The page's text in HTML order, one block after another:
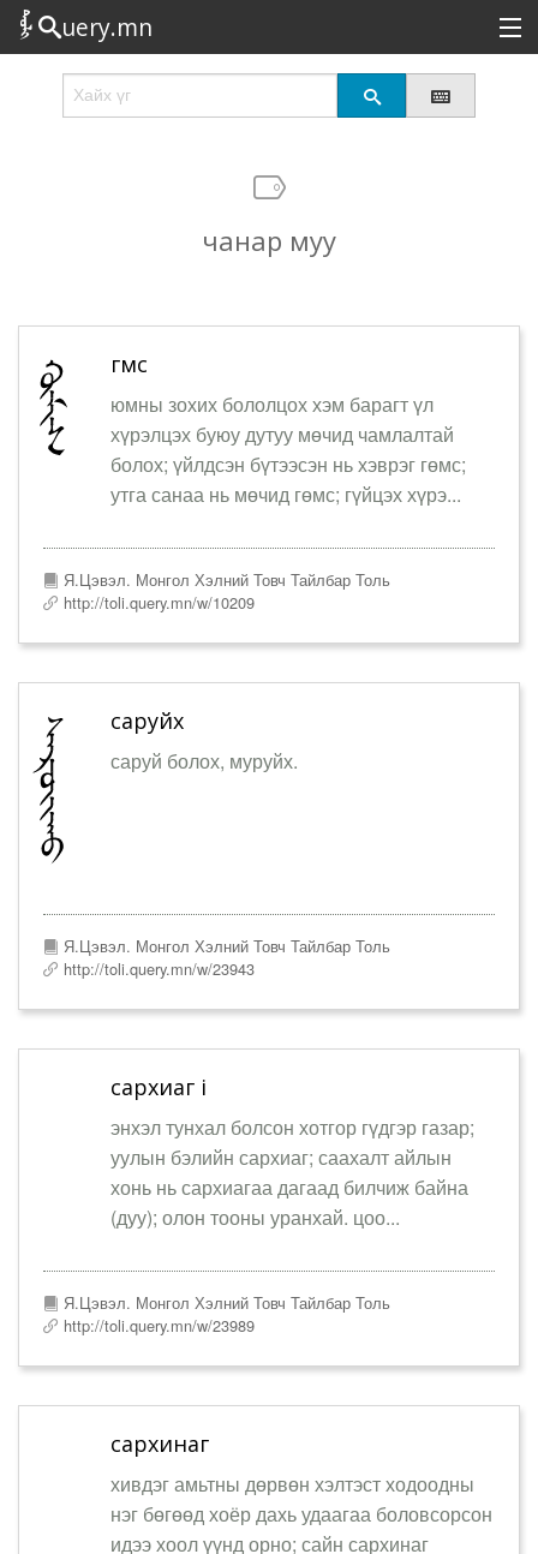
uery.mn
Сонирхолтой
чанар муу
гөмс
юмны зохих бололцох хэм барагт үл
хүрэлцэх буюу дутуу мөчид чамлалтай
болох; үйлдсэн бүтээсэн нь хэврэг гөмс;
утга санаа нь мөчид гөмс; гүйцэх хүрэ...
Я.Цэвэл. Монгол Хэлний Товч Тайлбар Толь
http://toli.query.mn/w/10209
саруйх
саруй болох, муруйх.
Я.Цэвэл. Монгол Хэлний Товч Тайлбар Толь
http://toli.query.mn/w/23943
сархиаг i
энхэл тунхал болсон хотгор гүдгэр газар;
уулын бэлийн сархиаг; саахалт айлын
хонь нь сархиагаа дагаад билчиж байна
(дуу); олон тооны уранхай. цоо...
Я.Цэвэл. Монгол Хэлний Товч Тайлбар Толь
http://toli.query.mn/w/23989
сархинаг
хивдэг амьтны дөрвөн хэлтэст ходоодны
нэг бөгөөд хоёр дахь удаагаа боловсорсон
идээ хоол үүнд орно; сайн сархинаг